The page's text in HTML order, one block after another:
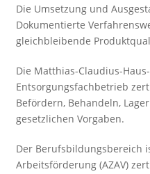
Die Umsetzung und
Dokumentierte
gleichbleibende
Die Matthias-Claudius-
Entsorgungsfachbetrieb
Befördern, Behandeln,
gesetzlichen Vorgaben.
Der Berufsbildungsbereich
Arbeitsförderung (AZAV)